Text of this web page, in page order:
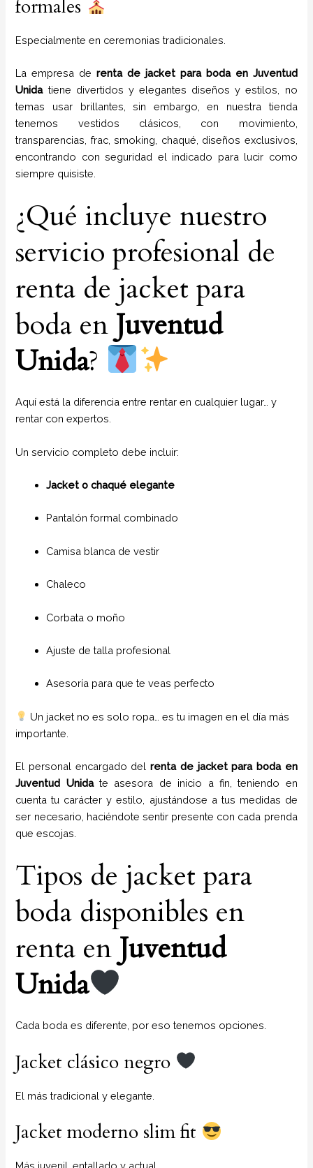
formales
Especialmente en ceremonias tradicionales.
La empresa derenta de jacket para boda en Juventud
Unida tiene divertidos y elegantes diseños y estilos,
no
temas usar brillantes, sin embargo, en nuestra tienda
tenemos vestidos clásicos, con movimiento,
transparencias, frac, smoking, chaqué, diseños exclusivos,
encontrando con seguridad el indicado para lucir como
siempre quisiste.
¿Qué incluye nuestro
servicio profesional de
renta de jacket para
boda en Juventud
Unida?
Aquí está la diferencia entre rentar en cualquier lugar… y
rentar con expertos.
Un servicio completo debe incluir:
Jacket o chaqué elegante
Pantalón formal combinado
Camisa blanca de vestir
Chaleco
Corbata o moño
Ajuste de talla profesional
Asesoría para que te veas perfecto
Un jacket no es solo ropa… es tu imagen en el día más
importante.
El personal encargado delrenta de jacket para bodaen
Juventud Unidate asesora de inicio a fin, teniendo en
cuenta tu carácter y estilo, ajustándose a tus medidas de
ser necesario, haciéndote sentir presente con cada prenda
que escojas.
Tipos de jacket para
boda disponibles en
renta en Juventud
Unida
Cada boda es diferente, por eso tenemos opciones.
Jacket clásico negro
El más tradicional y elegante.
Jacket moderno slim fit
Más juvenil, entallado y actual.